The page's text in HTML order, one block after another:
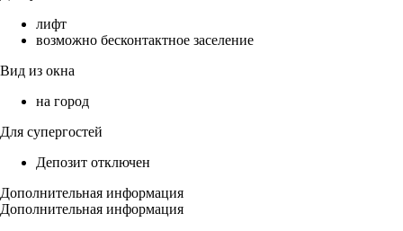
лифт
возможно бесконтактное заселение
Вид из окна
на город
Для супергостей
Депозит отключен
Дополнительная информация
Дополнительная информация